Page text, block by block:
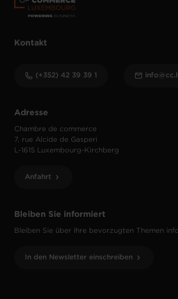
Bleiben Sie informiert
Bleiben Sie über Ihre bevorzugten Themen
In den Newsletter einschreiben
Adresse
Chambre de commerce
7, rue Alcide de Gasperi
L-1615 Luxembourg-Kirchberg
Anfahrt
Kontakt
(+352) 42 39 39 1